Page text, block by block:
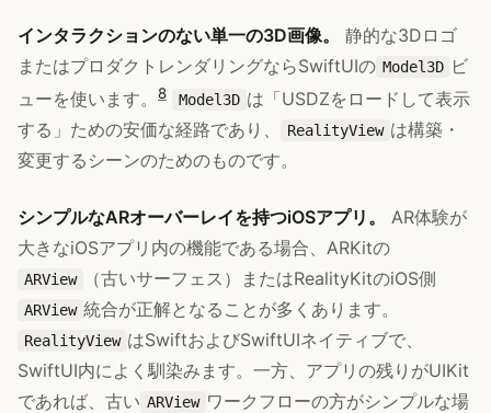
インタラクションのない単一の3D画像。
静的な3Dロゴ
またはプロダクトレンダリングならSwiftUIの Model3D ビ
ューを使います。
8 Model3D は「USDZをロードして表示
する」ための安価な経路であり、
RealityView は構築・
変更するシーンのためのものです。
シンプルなARオーバーレイを持つiOSアプリ。
AR体験が
大きなiOSアプリ内の機能である場合、ARKitの
ARView （古いサーフェス）またはRealityKitのiOS側
ARView 統合が正解となることが多くあります。
RealityView はSwiftおよびSwiftUIネイティブで、
SwiftUI内によく馴染みます。一方、アプリの残りがUIKit
であれば、古い ARView ワークフローの方がシンプルな場